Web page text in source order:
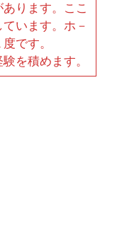
ります。ここ
います。ホ－
です。
を積めます。